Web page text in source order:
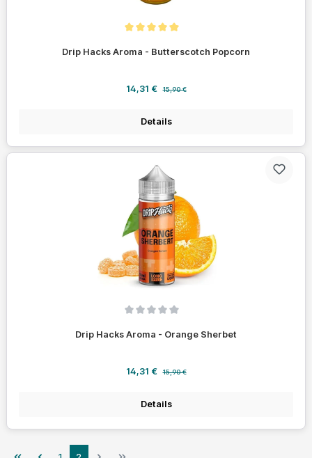
Drip Hacks Aroma - Butterscotch Popcorn
Verkaufspreis:
14,31 € Regulärer Preis:
15,90 €
Details
Drip Hacks Aroma - Orange Sherbet
Verkaufspreis:
14,31 € 15,90 €
Details